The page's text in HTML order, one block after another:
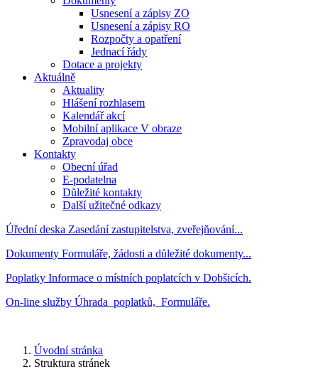
Usnesení a zápisy ZO
Usnesení a zápisy RO
Rozpočty a opatření
Jednací řády
Dotace a projekty
Aktuálně
Aktuality
Hlášení rozhlasem
Kalendář akcí
Mobilní aplikace V obraze
Zpravodaj obce
Kontakty
Obecní úřad
E-podatelna
Důležité kontakty
Další užitečné odkazy
Úřední deska Zasedání zastupitelstva, zveřejňování...
Dokumenty Formuláře, žádosti a důležité dokumenty...
Poplatky Informace o místních poplatcích v Dobšicích.
On-line služby Úhrada poplatků, Formuláře.
Úvodní stránka
Struktura stránek